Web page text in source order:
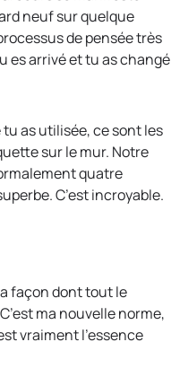
neuf sur quelque
de pensée très
es arrivé et tu as changé
tu as utilisée, ce sont les
sur le mur. Notre
quatre
C’est incroyable.
façon dont tout le
ma nouvelle norme,
vraiment l’essence